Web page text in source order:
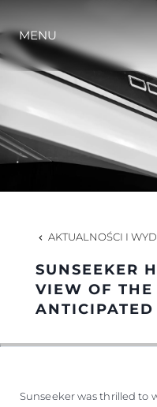
WYCEŃ
MENU
AKTUALNOŚCI I
SUNSEEKER
VIEW OF THE
ANTICIPATED
Sunseeker was thrilled to